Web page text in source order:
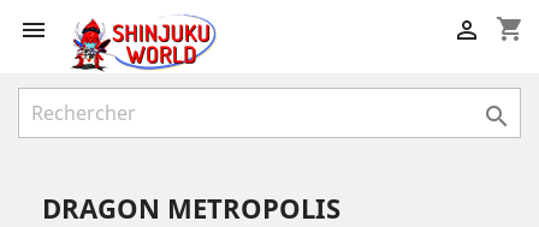
 shopping_cart


DRAGON METROPOLIS